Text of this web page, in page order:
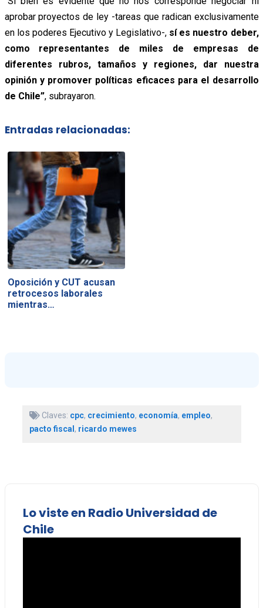
aprobar proyectos de ley -tareas que radican exclusivamente
en los poderes Ejecutivo y Legislativo-, sí es nuestro deber,
como representantes de miles de empresas de
diferentes rubros, tamaños y regiones, dar nuestra
opinión y promover políticas eficaces para el desarrollo
de Chile”, subrayaron.
Entradas relacionadas:
Oposición y CUT acusan
retrocesos laborales
mientras…
Claves: cpc, crecimiento, economía, empleo,
pacto fiscal , ricardo mewes
Lo viste en Radio Universidad de
Chile